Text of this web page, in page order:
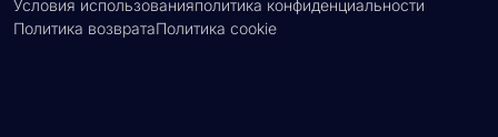
Условия использованияполитика конфиденциальности
Политика возвратаПолитика cookie
Резидентные прокси